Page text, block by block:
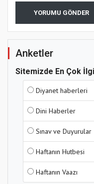
YORUMU GÖNDER
Anketler
Sitemizde En Çok
Diyanet haberleri
Dini Haberler
Sınav ve Duyurular
Haftanın Hutbesi
Haftanın Vaazı